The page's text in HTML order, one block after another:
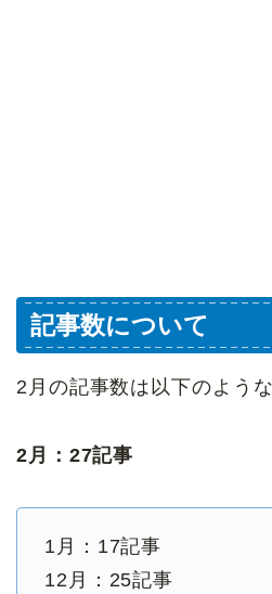
記事数について
2月の記事数は以下のよう
2月：27記事
1月：17記事
12月：25記事